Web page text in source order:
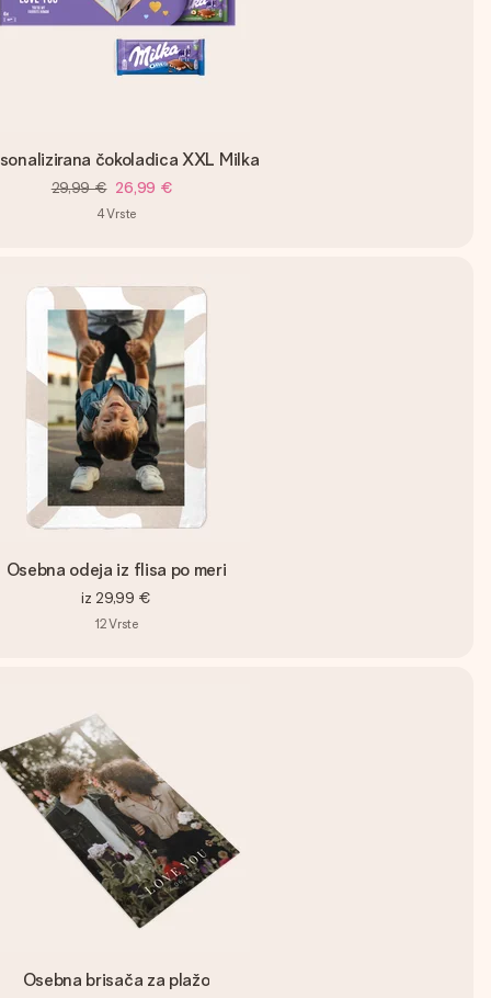
čokoladica XXL Milka
29,99 € 26,99 €
4Vrste
Osebna odeja iz flisa po meri
iz 29,99 €
12Vrste
Osebna brisača za plažo